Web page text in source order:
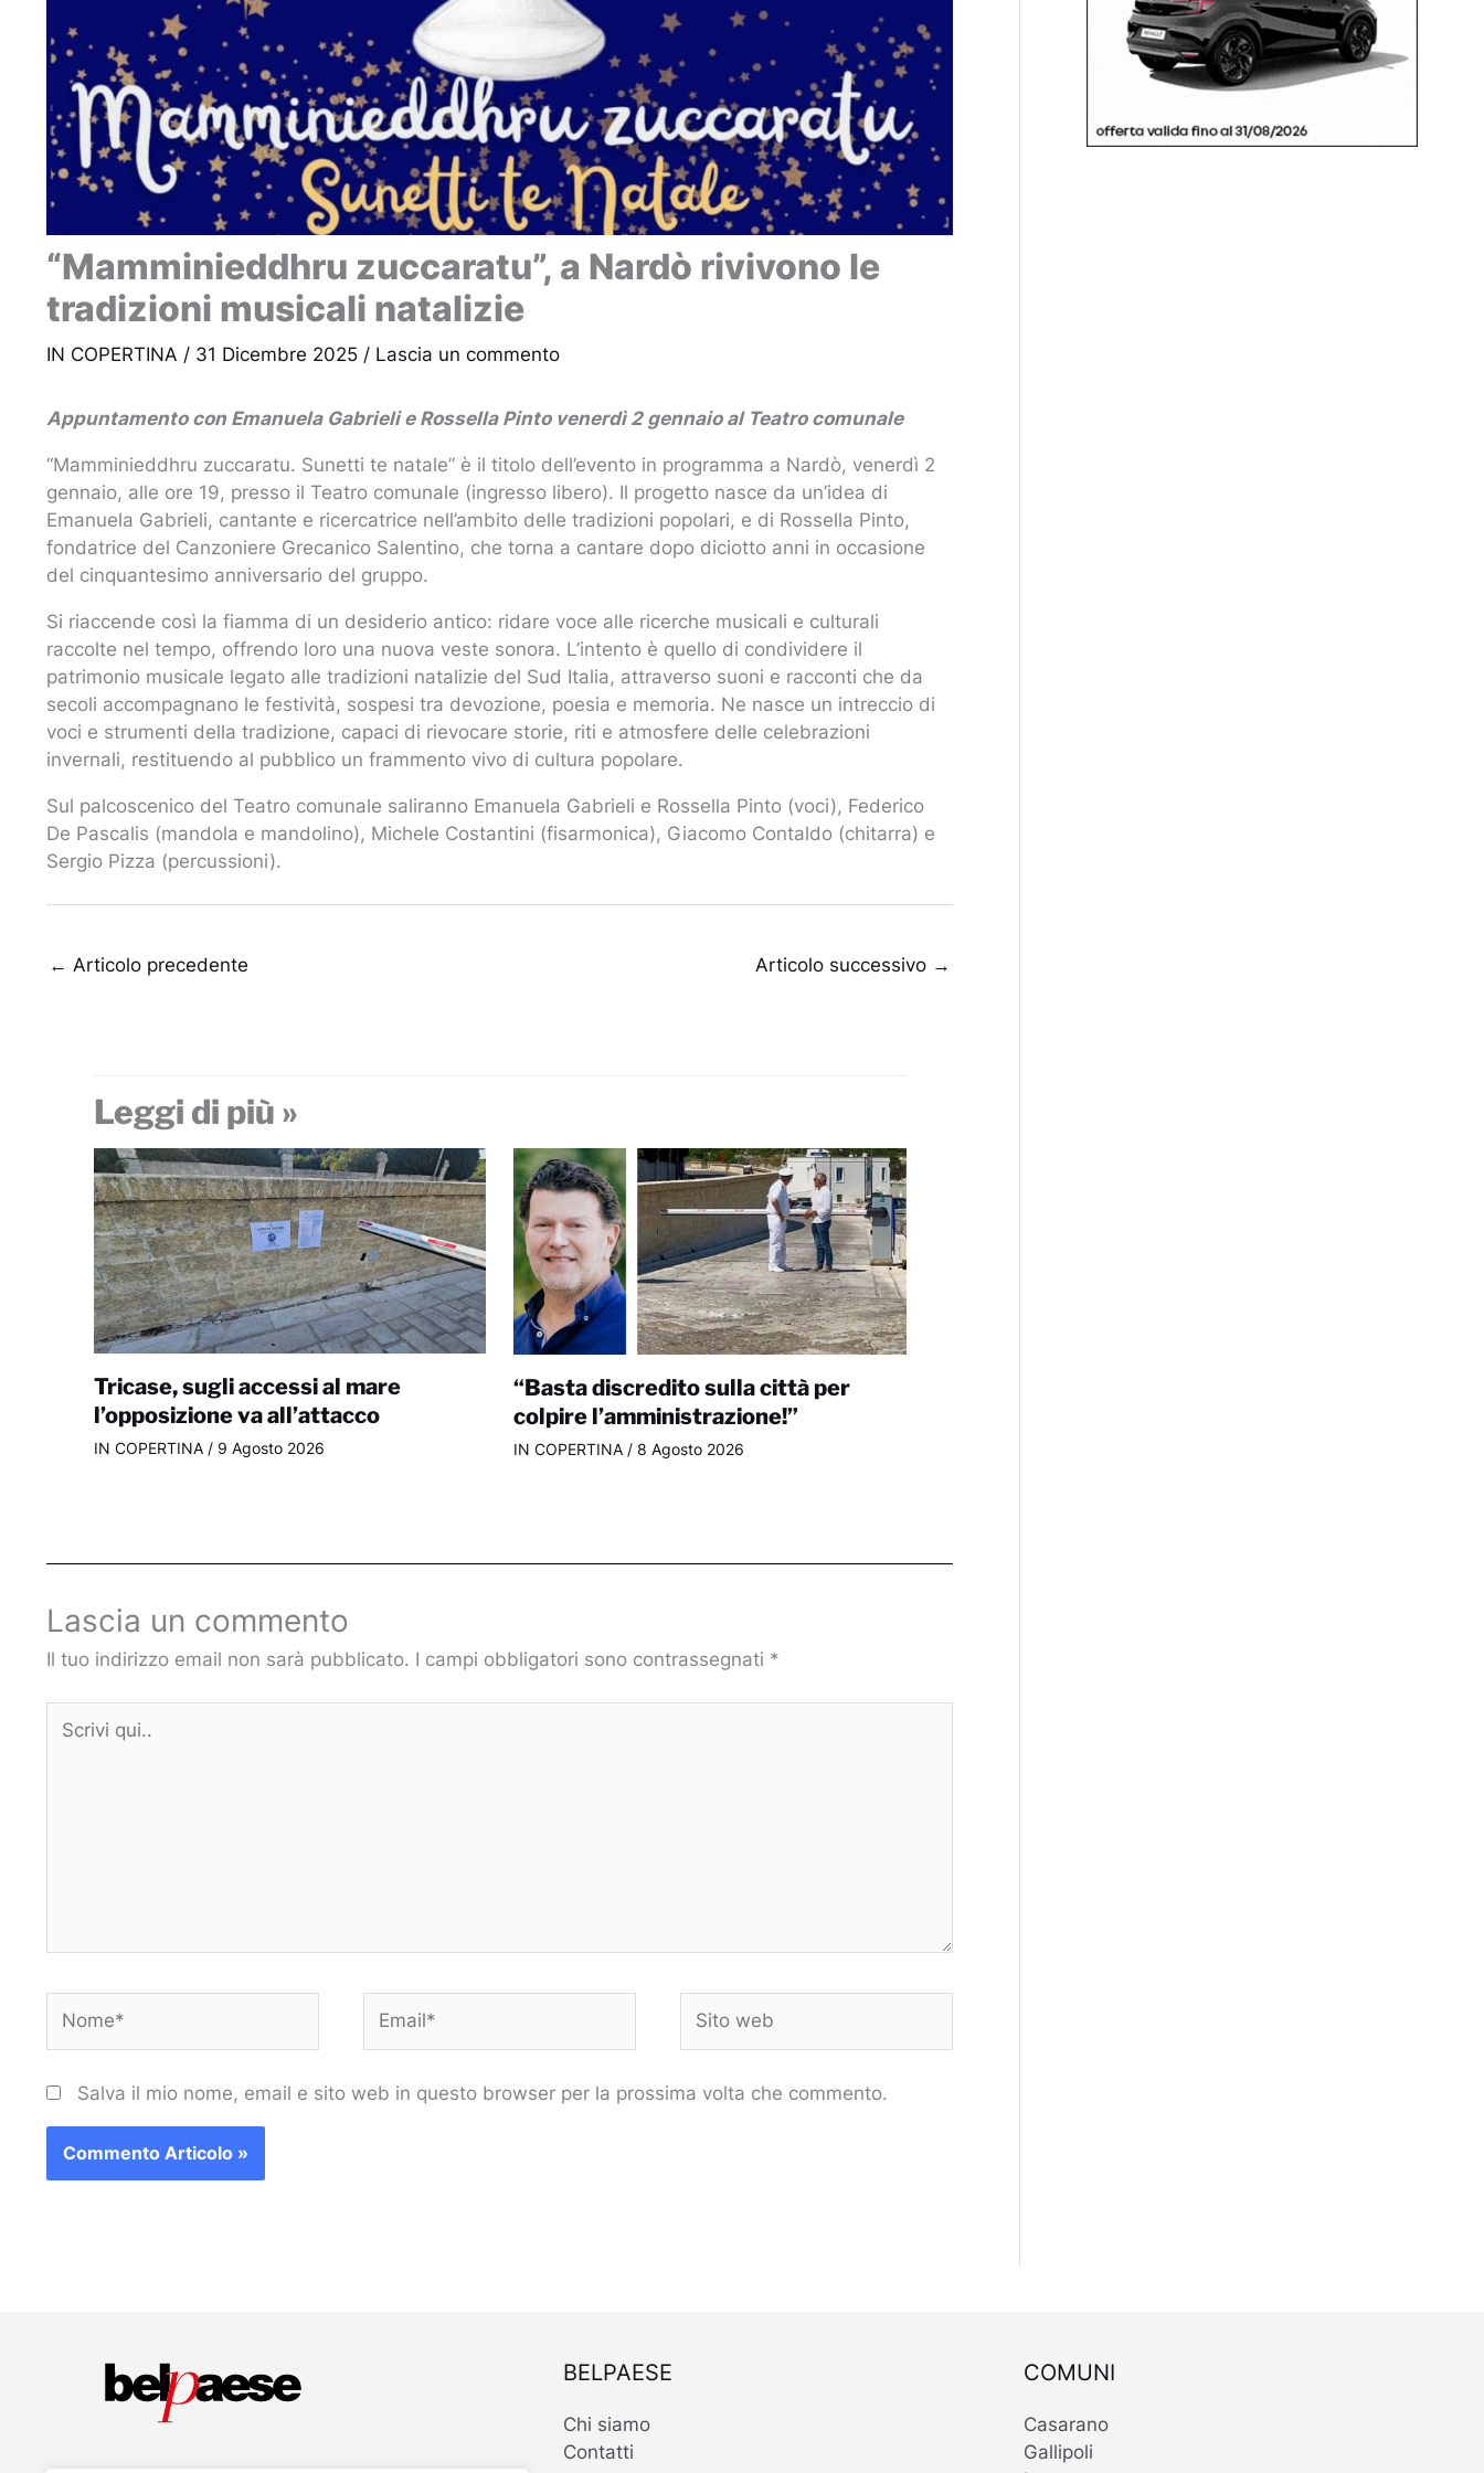
“Mamminieddhru zuccaratu”, a Nardò rivivono le
tradizioni musicali natalizie
IN COPERTINA / 31 Dicembre 2025 / Lascia un commento
Appuntamento con Emanuela Gabrieli e Rossella Pinto venerdì 2 gennaio al Teatro comunale
“Mamminieddhru zuccaratu. Sunetti te natale” è il titolo dell’evento in programma a Nardò, venerdì 2
gennaio, alle ore 19, presso il Teatro comunale (ingresso libero). Il progetto nasce da un’idea di
Emanuela Gabrieli, cantante e ricercatrice nell’ambito delle tradizioni popolari, e di Rossella Pinto,
fondatrice del Canzoniere Grecanico Salentino, che torna a cantare dopo diciotto anni in occasione
del cinquantesimo anniversario del gruppo.
Si riaccende così la fiamma di un desiderio antico: ridare voce alle ricerche musicali e culturali
raccolte nel tempo, offrendo loro una nuova veste sonora. L’intento è quello di condividere il
patrimonio musicale legato alle tradizioni natalizie del Sud Italia, attraverso suoni e racconti che da
secoli accompagnano le festività, sospesi tra devozione, poesia e memoria. Ne nasce un intreccio di
voci e strumenti della tradizione, capaci di rievocare storie, riti e atmosfere delle celebrazioni
invernali, restituendo al pubblico un frammento vivo di cultura popolare.
Sul palcoscenico del Teatro comunale saliranno Emanuela Gabrieli e Rossella Pinto (voci), Federico
De Pascalis (mandola e mandolino), Michele Costantini (fisarmonica), Giacomo Contaldo (chitarra) e
Sergio Pizza (percussioni).
← Articolo precedente Articolo successivo →
Leggi di più »
Tricase, sugli accessi al mare
l’opposizione va all’attacco
IN COPERTINA/ 9 Agosto 2026
“Basta discredito sulla città per
colpire l’amministrazione!”
IN COPERTINA / 8 Agosto 2026
Lascia un commento
Il tuo indirizzo email non sarà pubblicato. I campi obbligatori sono contrassegnati *
qui..
web
Salva il mio nome, email e sito web in questo browser per la prossima volta che commento.
BELPAESE
Chi siamo
Contatti
COMUNI
Casarano
Gallipoli